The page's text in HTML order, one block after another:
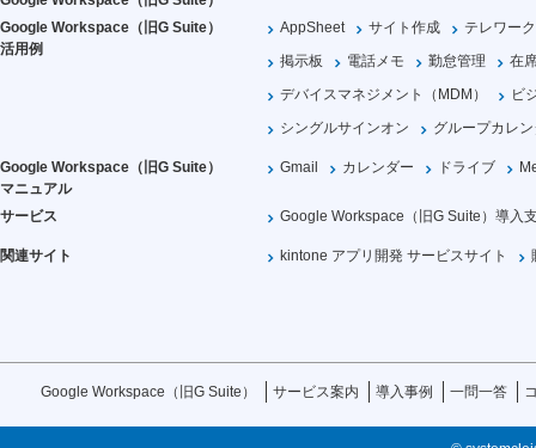
Google Workspace（旧G Suite）
活用例
AppSheet サイト作成
テレワーク
掲示板
電話メモ 勤怠管理
在
デバイスマネジメント（MDM）
ビ
シングルサインオン
グループカレ
Google Workspace（旧G Suite）
マニュアル
Gmail カレンダー ドライブ
サービス Google Workspace（旧G Suite）導入
関連サイト kintone アプリ開発 サービスサイト
Google Workspace（旧G Suite） サービス案内 導入事例 一問一答